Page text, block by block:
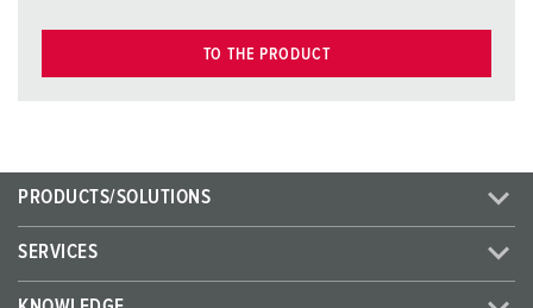
TO THE PRODUCT
PRODUCTS/SOLUTIONS
SERVICES